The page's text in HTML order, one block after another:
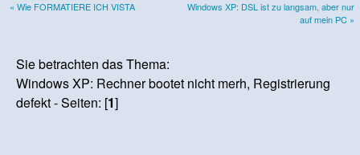
« Wie FORMATIERE ICH VISTA
Windows XP: DSL ist zu langsam, aber nur
auf mein PC »
Sie betrachten das Thema:
Windows XP: Rechner bootet nicht merh, Registrierung
defekt - Seiten: [1]